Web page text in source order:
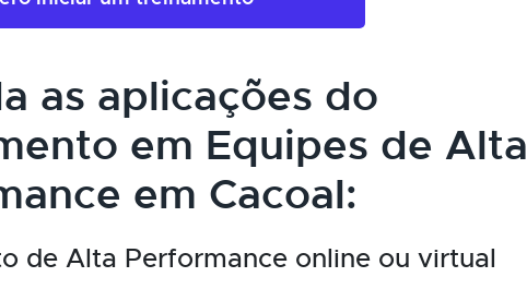
as aplicações do
em Equipes de Alta
em Cacoal:
de Alta Performance online ou virtual